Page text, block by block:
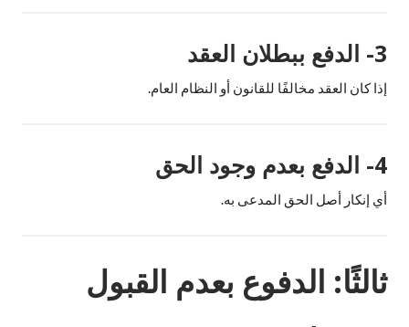
3- الدفع ببطلان العقد
إذا كان العقد مخالفًا للقانون أو النظام العام.
4- الدفع بعدم وجود الحق
أي إنكار أصل الحق المدعى به.
ثالثًا: الدفوع بعدم القبول